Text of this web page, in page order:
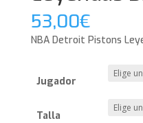
53,00€
NBA Detroit Pistons
Jugador
Talla